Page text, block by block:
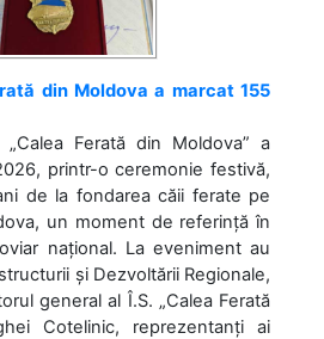
din Moldova a marcat 155
Ferată din Moldova” a
printr-o ceremonie festivă,
de la fondarea căii ferate pe
un moment de referință în
național. La eveniment au
și Dezvoltării Regionale,
general al Î.S. „Calea Ferată
Cotelinic, reprezentanți ai